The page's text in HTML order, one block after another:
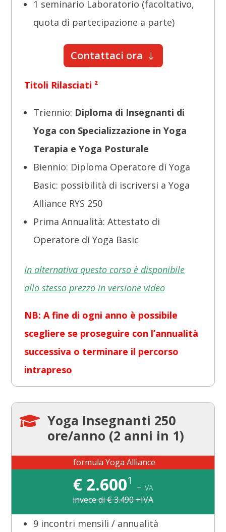
1 seminario Laboratorio (facoltativo,
quota di partecipazione a parte)
Contattaci ora
Titoli Rilasciati ²
Triennio: Diploma di Insegnanti di
Yoga con Specializzazione in Yoga
Terapia e Yoga Posturale
Biennio: Diploma Operatore di Yoga
Basic: possibilità di iscriversi a Yoga
Alliance RYS 250
Prima Annualità: Attestato di
Operatore di Yoga Basic
In alternativa questo corso è disponibile
allo stesso prezzo in versione video
NB: A fine di ogni anno è possibile
scegliere se proseguire con l’annualità
successiva o terminare il percorso
intrapreso
 Yoga Insegnanti 250
ore/anno (2 anni in 1)
formula Yoga Alliance
€ 2.600¹ + IVA
invece di € 3.490 +IVA
9 incontri mensili / annualità